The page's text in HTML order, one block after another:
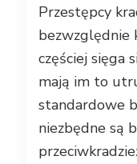
Przestępcy
bezwzględnie
częściej sięga
mają im to
standardowe
niezbędne są